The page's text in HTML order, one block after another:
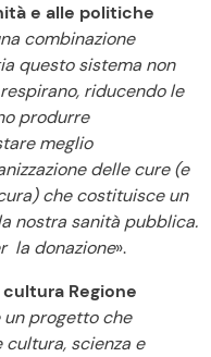
e alle politiche
combinazione
questo sistema non
riducendo le
produrre
meglio
delle cure (e
che costituisce un
nostra sanità pubblica.
la donazione».
Regione
un progetto che
scienza e